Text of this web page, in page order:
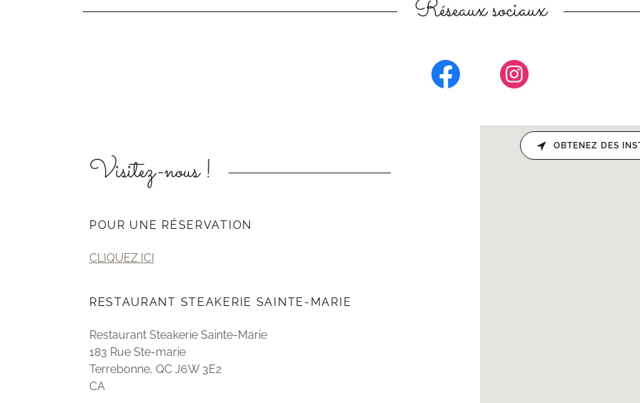
Réseaux sociaux
Visitez-nous !
POUR UNE RÉSERVATION
CLIQUEZ ICI
RESTAURANT STEAKERIE SAINTE-MARIE
Restaurant Steakerie Sainte-Marie
183 Rue Ste-marie
Terrebonne, QC J6W 3E2
CA
OBTENEZ DES